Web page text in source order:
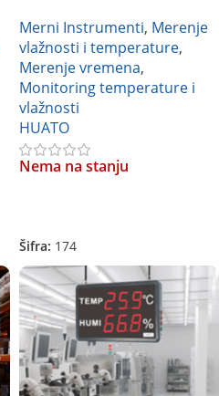
Merni Instrumenti, Merenje
vlažnosti i temperature,
Merenje vremena,
Monitoring temperature i
vlažnosti
HUATO
Nema na stanju
Šifra: 174